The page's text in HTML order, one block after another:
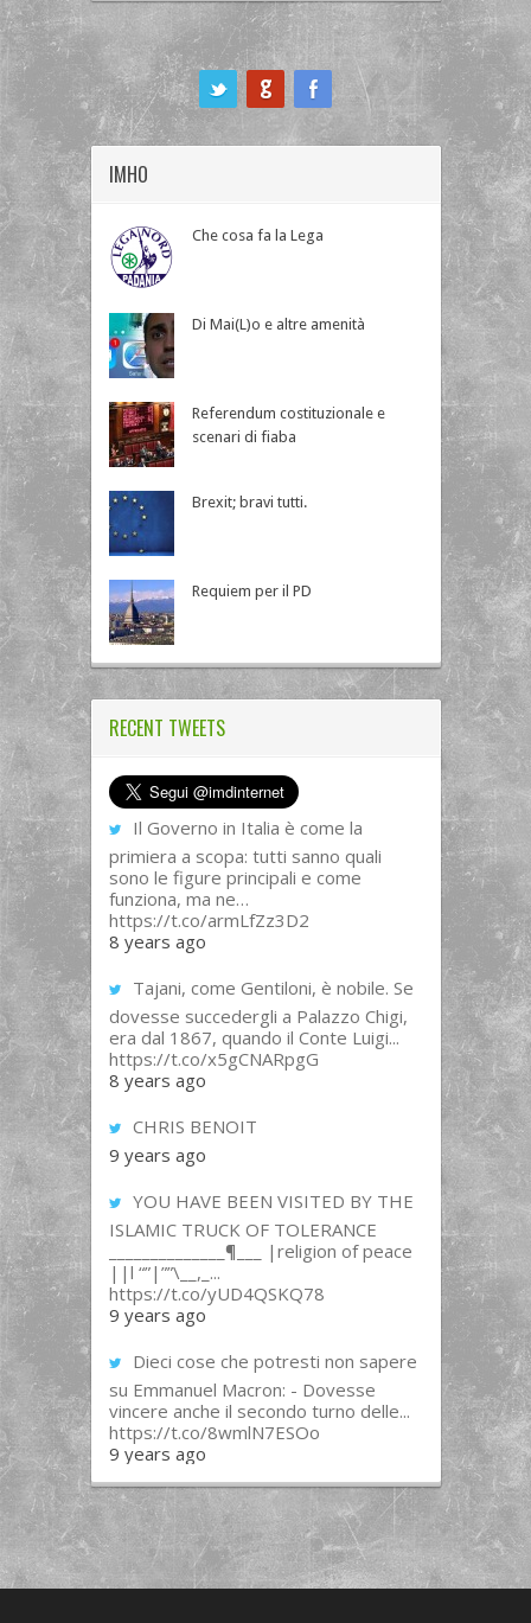
IMHO
Che cosa fa la Lega
Di Mai(L)o e altre amenità
Referendum costituzionale e
scenari di fiaba
Brexit; bravi tutti.
Requiem per il PD
RECENT TWEETS
Il Governo in Italia è come la
primiera a scopa: tutti sanno quali
sono le figure principali e come
funziona, ma ne…
https://t.co/armLfZz3D2
8 years ago
Tajani, come Gentiloni, è nobile. Se
dovesse succedergli a Palazzo Chigi,
era dal 1867, quando il Conte Luigi...
https://t.co/x5gCNARpgG
8 years ago
CHRIS BENOIT
9 years ago
YOU HAVE BEEN VISITED BY THE
ISLAMIC TRUCK OF TOLERANCE
______________¶___ |religion of peace
||l “”|””\__,_...
https://t.co/yUD4QSKQ78
9 years ago
Dieci cose che potresti non sapere
su Emmanuel Macron: - Dovesse
vincere anche il secondo turno delle...
https://t.co/8wmlN7ESOo
9 years ago